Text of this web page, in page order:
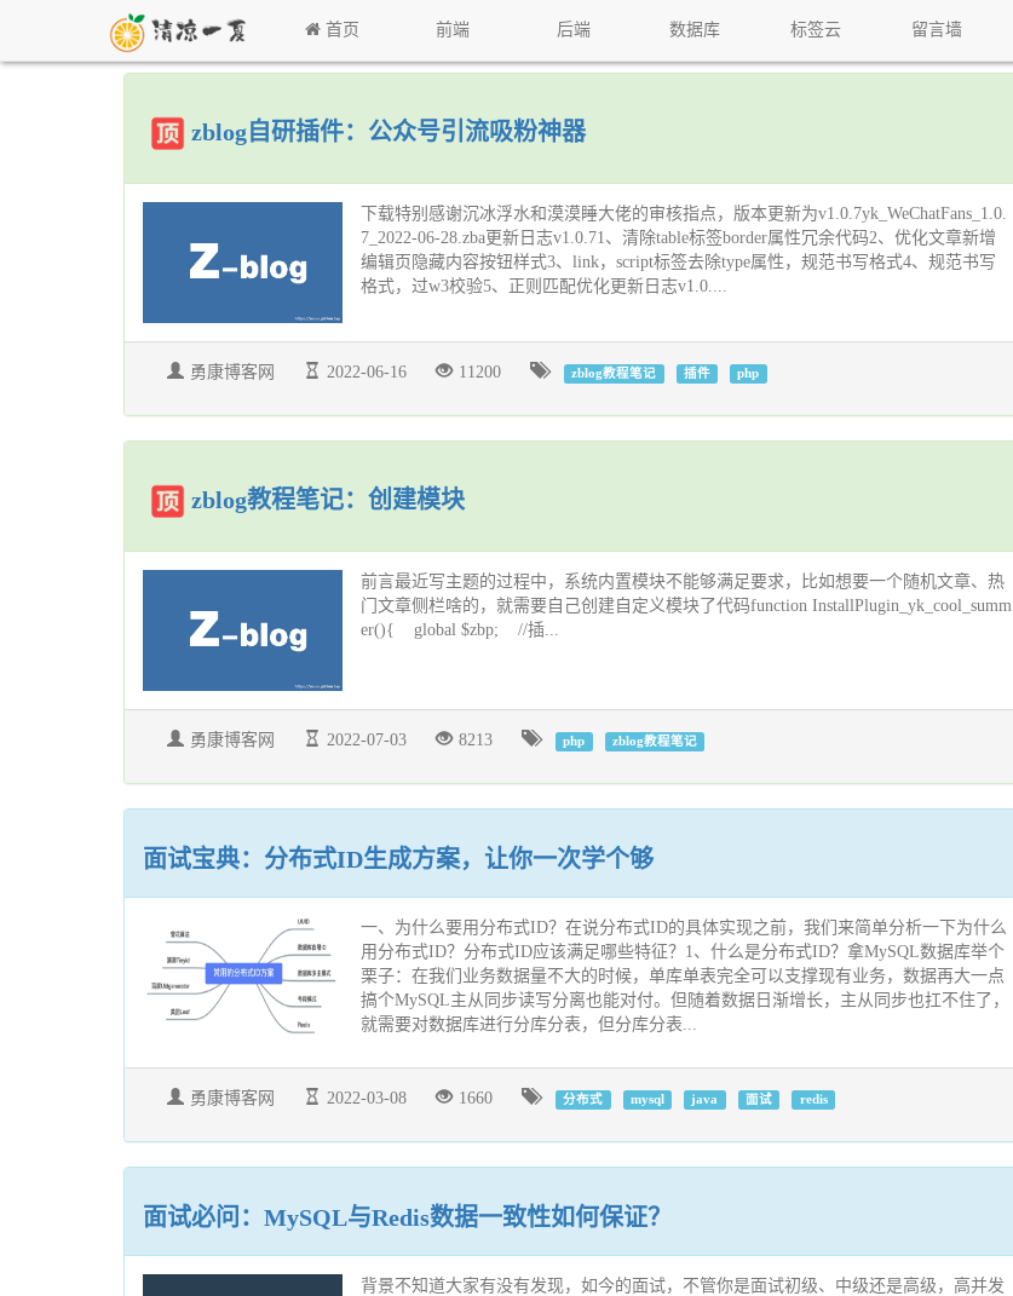
首页 前端 后端 数据库 标签云 留言墙
zblog自研插件：公众号引流吸粉神器
下载特别感谢沉冰浮水和漠漠睡大佬的审核指点，版本更新为v1.0.7yk_WeChatFans_1.0.
7_2022-06-28.zba更新日志v1.0.71、清除table标签border属性冗余代码2、优化文章新增
编辑页隐藏内容按钮样式3、link，script标签去除type属性，规范书写格式4、规范书写
格式，过w3校验5、正则匹配优化更新日志v1.0....
勇康博客网 2022-06-16 11200 zblog教程笔记 插件 php
zblog教程笔记：创建模块
前言最近写主题的过程中，系统内置模块不能够满足要求，比如想要一个随机文章、热
门文章侧栏啥的，就需要自己创建自定义模块了代码function InstallPlugin_yk_cool_summ
er(){ global $zbp; //插...
勇康博客网 2022-07-03 8213 php zblog教程笔记
面试宝典：分布式ID生成方案，让你一次学个够
一、为什么要用分布式ID？在说分布式ID的具体实现之前，我们来简单分析一下为什么
用分布式ID？分布式ID应该满足哪些特征？1、什么是分布式ID？拿MySQL数据库举个
栗子：在我们业务数据量不大的时候，单库单表完全可以支撑现有业务，数据再大一点
搞个MySQL主从同步读写分离也能对付。但随着数据日渐增长，主从同步也扛不住了，
就需要对数据库进行分库分表，但分库分表...
勇康博客网 2022-03-08 1660 分布式 mysql java 面试 redis
面试必问：MySQL与Redis数据一致性如何保证？
背景不知道大家有没有发现，如今的面试，不管你是面试初级、中级还是高级，高并发